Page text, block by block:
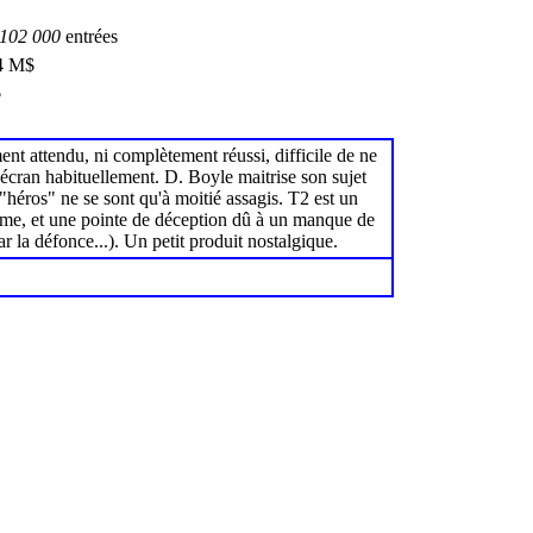
000entrées
M$
attendu, ni complètement réussi, difficile de ne
habituellement. D. Boyle maitrise son sujet
ne se sont qu'à moitié assagis. T2 est un
et une pointe de déception dû à un manque de
la défonce...). Un petit produit nostalgique.